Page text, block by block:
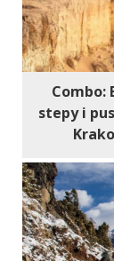
Combo:
stepy i